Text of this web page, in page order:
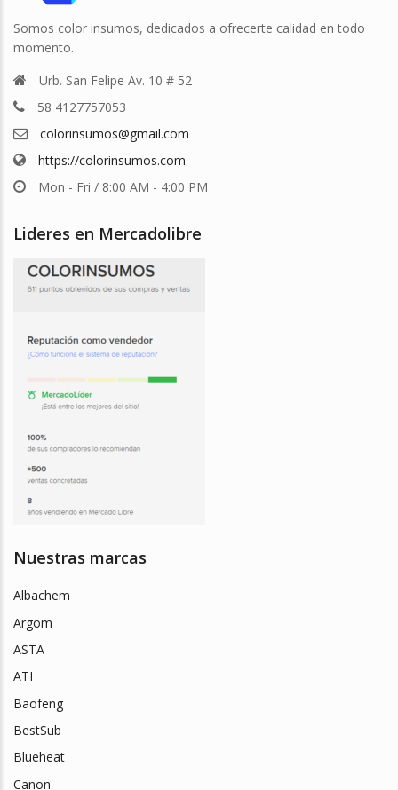
Somos color insumos, dedicados a ofrecerte calidad en todo
momento.
Urb. San Felipe Av. 10 # 52
58 4127757053
colorinsumos@gmail.com
https://colorinsumos.com
Mon - Fri / 8:00 AM - 4:00 PM
Lideres en Mercadolibre
Nuestras marcas
Albachem
Argom
ASTA
ATI
Baofeng
BestSub
Blueheat
Canon